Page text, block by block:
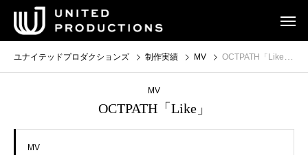
ユナイテッドプロダクションズ 制作実績 MV OCTPATH「Like」
MV
OCTPATH「Like」
MV